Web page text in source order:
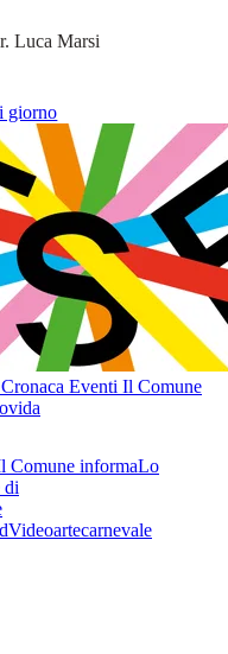
Luca Marsi
giorno
Cronaca Eventi Il Comune
Comune informaLo
di
Videoartecarnevale